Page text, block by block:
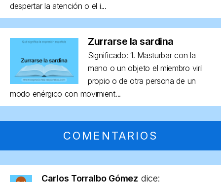
despertar la atención o el i...
Zurrarse la sardina
Significado: 1. Masturbar con la
mano o un objeto el miembro viril
propio o de otra persona de un
modo enérgico con movimient...
COMENTARIOS
Carlos Torralbo Gómez dice: